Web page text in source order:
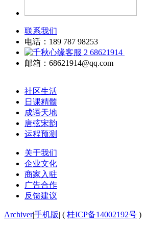
联系我们
电话：189 787 98253
68621914
邮箱：68621914@qq.com
社区生活
日课精髓
成语天地
唐弦宋韵
运程预测
关于我们
企业文化
商家入驻
广告合作
反馈建议
Archiver|手机版| ( 桂ICP备14002192号 )